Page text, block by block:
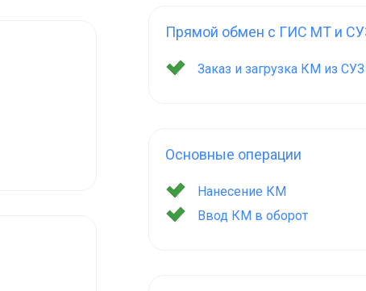
Прямой обмен с ГИС МТ и
Заказ и загрузка КМ из
Основные операции
Нанесение КМ
Ввод КМ в оборот